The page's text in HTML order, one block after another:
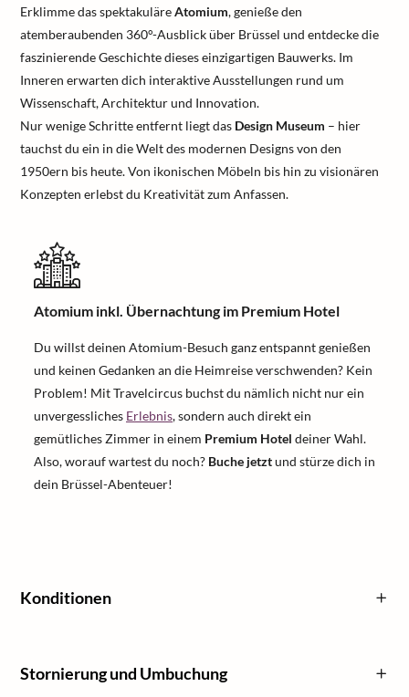
Erklimme das spektakuläreAtomium, genieße den
atemberaubenden 360°-Ausblick über Brüssel und entdecke die
faszinierende Geschichte dieses einzigartigen Bauwerks. Im
Inneren erwarten dich interaktive Ausstellungen rund um
Wissenschaft, Architektur und Innovation.
Nur wenige Schritte entfernt liegt das Design Museum – hier
tauchst du ein in die Welt des modernen Designs von den
1950ern bis heute. Von ikonischen Möbeln bis hin zu visionären
Konzepten erlebst du Kreativität zum Anfassen.
Atomium inkl. Übernachtung im Premium Hotel
Du willst deinen Atomium-Besuch ganz entspannt genießen
und keinen Gedanken an die Heimreise verschwenden? Kein
Problem! Mit Travelcircus buchst du nämlich nicht nur ein
unvergessliches Erlebnis, sondern auch direkt ein
gemütliches Zimmer in einem Premium Hotel deiner Wahl.
Also, worauf wartest du noch? Buche jetztund stürze dich in
dein Brüssel-Abenteuer!
Konditionen
Stornierung und Umbuchung